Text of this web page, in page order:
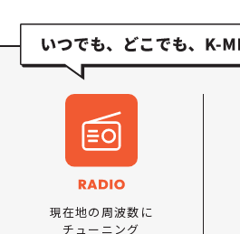
現在地の周波数に
チューニング